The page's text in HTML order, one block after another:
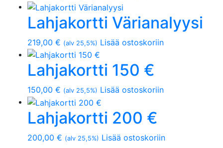
Lahjakortti Värianalyysi
219,00 € (alv 25,5%) Lisää ostoskoriin
Lahjakortti 150 €
150,00 € (alv 25,5%) Lisää ostoskoriin
Lahjakortti 200 €
200,00 € (alv 25,5%) Lisää ostoskoriin